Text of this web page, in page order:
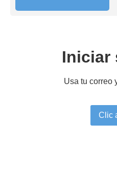
Iniciar
Usa tu correo
Clic